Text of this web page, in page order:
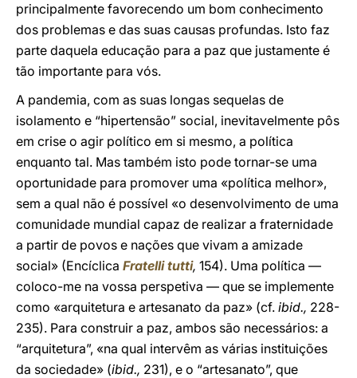
principalmente favorecendo um bom conhecimento
dos problemas e das suas causas profundas. Isto faz
parte daquela educação para a paz que justamente é
tão importante para vós.
A pandemia, com as suas longas sequelas de
isolamento e “hipertensão” social, inevitavelmente pôs
em crise o agir político em si mesmo, a política
enquanto tal. Mas também isto pode tornar-se uma
oportunidade para promover uma «política melhor»,
sem a qual não é possível «o desenvolvimento de uma
comunidade mundial capaz de realizar a fraternidade
a partir de povos e nações que vivam a amizade
social» (Encíclica Fratelli tutti, 154). Uma política —
coloco-me na vossa perspetiva — que se implemente
como «arquitetura e artesanato da paz» (cf. ibid., 228-
235). Para construir a paz, ambos são necessários: a
“arquitetura”, «na qual intervêm as várias instituições
da sociedade» (ibid., 231), e o “artesanato”, que